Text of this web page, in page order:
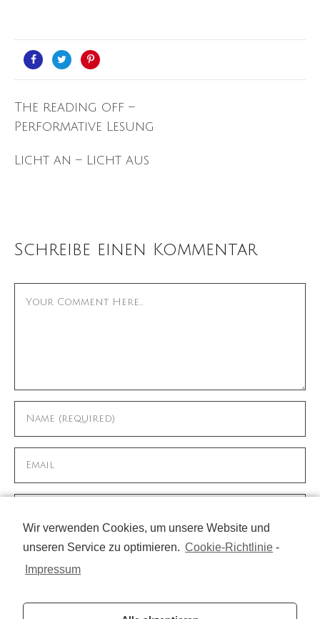
Wir verwenden Cookies, um unsere Website und
unseren Service zu optimieren. Cookie-Richtlinie -
Impressum
The reading off –
Performative Lesung
Licht an – Licht aus
Schreibe einen Kommentar
Name, E-Mail-Adresse und Website in diesem
Browser für meinen nächsten Kommentar